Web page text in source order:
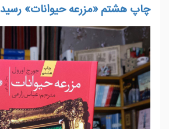
چاپ هشتم «مزرعه‌ حیوانات» رسید